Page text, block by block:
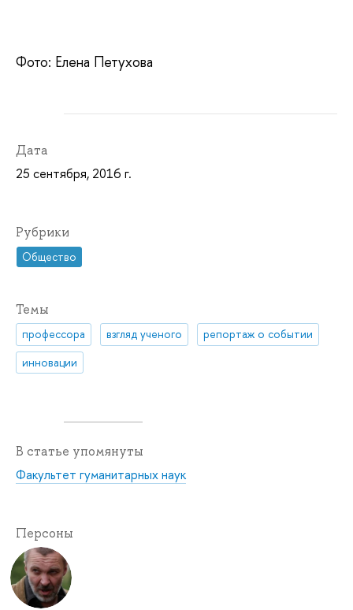
Фото: Елена Петухова
Дата
25 сентября, 2016 г.
Рубрики
Общество
Темы
профессора взгляд ученого
репортаж о событии
инновации
В статье упомянуты
Факультет гуманитарных наук
Персоны